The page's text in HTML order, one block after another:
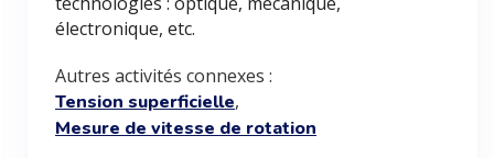
électronique, etc.
Autres activités connexes :
Tension superficielle,
Mesure de vitesse de rotation